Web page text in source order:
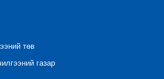
төв
газар